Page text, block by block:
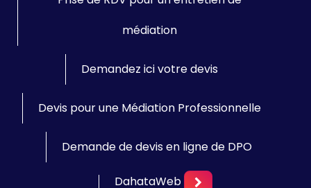
médiation
Demandez ici votre devis
Devis pour une Médiation Professionnelle
Demande de devis en ligne de DPO
DahataWeb